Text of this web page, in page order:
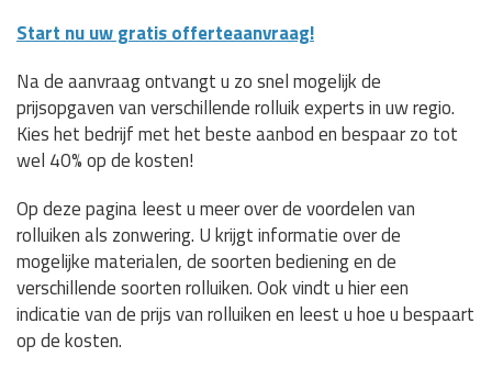
Start nu uw gratis offerteaanvraag!
Na de aanvraag ontvangt u zo snel mogelijk de
prijsopgaven van verschillende rolluik experts in uw regio.
Kies het bedrijf met het beste aanbod en bespaar zo tot
wel 40% op de kosten!
Op deze pagina leest u meer over de voordelen van
rolluiken als zonwering. U krijgt informatie over de
mogelijke materialen, de soorten bediening en de
verschillende soorten rolluiken. Ook vindt u hier een
indicatie van de prijs van rolluiken en leest u hoe u bespaart
op de kosten.